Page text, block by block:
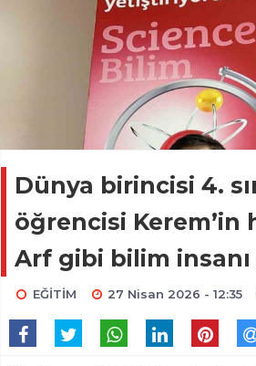
Dünya birincisi 4.
öğrencisi Kerem’in
Arf gibi bilim
EĞİTİM 27 Nisan 2026 - 12:35